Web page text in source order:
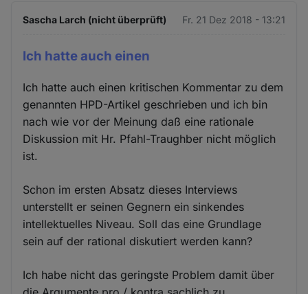
Sascha Larch (nicht überprüft) Fr. 21 Dez 2018 - 13:21
Ich hatte auch einen
Ich hatte auch einen kritischen Kommentar zu dem
genannten HPD-Artikel geschrieben und ich bin
nach wie vor der Meinung daß eine rationale
Diskussion mit Hr. Pfahl-Traughber nicht möglich
ist.
Schon im ersten Absatz dieses Interviews
unterstellt er seinen Gegnern ein sinkendes
intellektuelles Niveau. Soll das eine Grundlage
sein auf der rational diskutiert werden kann?
Ich habe nicht das geringste Problem damit über